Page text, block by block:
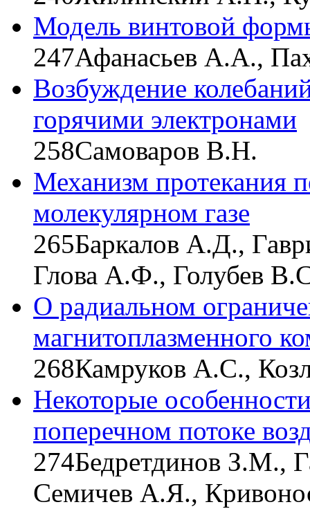
Модель винтовой
247Афанасьев А.А.,
Возбуждение
горячими электронами
258Самоваров В.Н.
Механизм протекания
молекулярном газе
265Баркалов А.Д.,
Глова A.Ф., Голубев
О радиальном
магнитоплазменного
268Камруков А.С.,
Некоторые
поперечном потоке
274Бедретдинов З.М.,
Семичев А.Я.,